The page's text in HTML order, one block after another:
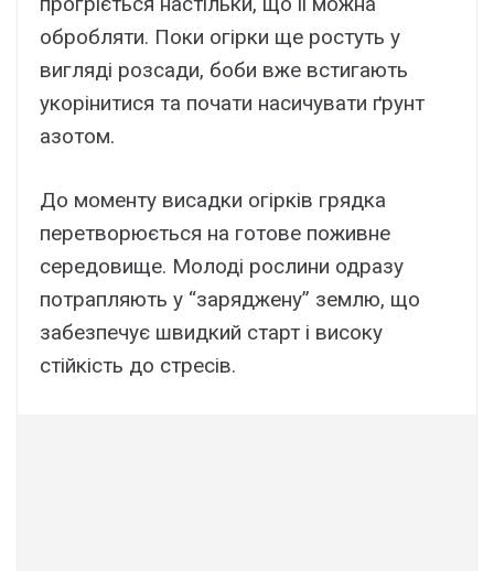
обробляти. Поки огірки ще ростуть у
вигляді розсади, боби вже встигають
укорінитися та почати насичувати ґрунт
азотом.
До моменту висадки огірків грядка
перетворюється на готове поживне
середовище. Молоді рослини одразу
потрапляють у “заряджену” землю, що
забезпечує швидкий старт і високу
стійкість до стресів.